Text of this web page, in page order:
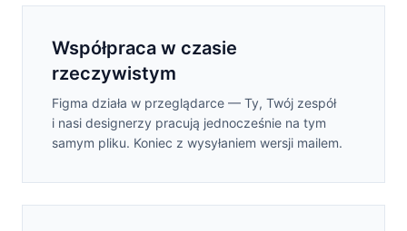
Współpraca w czasie
rzeczywistym
Figma działa w przeglądarce — Ty, Twój zespół
i nasi designerzy pracują jednocześnie na tym
samym pliku. Koniec z wysyłaniem wersji mailem.